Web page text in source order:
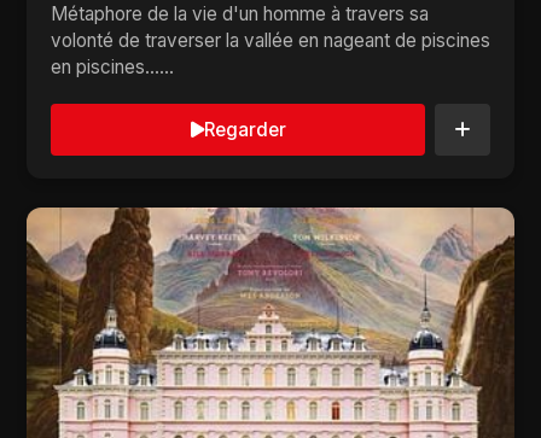
Métaphore de la vie d'un homme à travers sa
volonté de traverser la vallée en nageant de piscines
en piscines......
Regarder